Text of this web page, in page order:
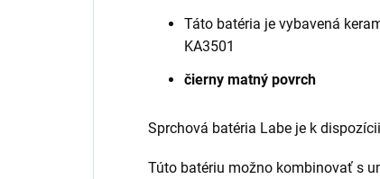
Táto batéria je vybavená
KA3501
čierny matný povrch
Sprchová batéria Labe je k
Túto batériu možno kombinovať s